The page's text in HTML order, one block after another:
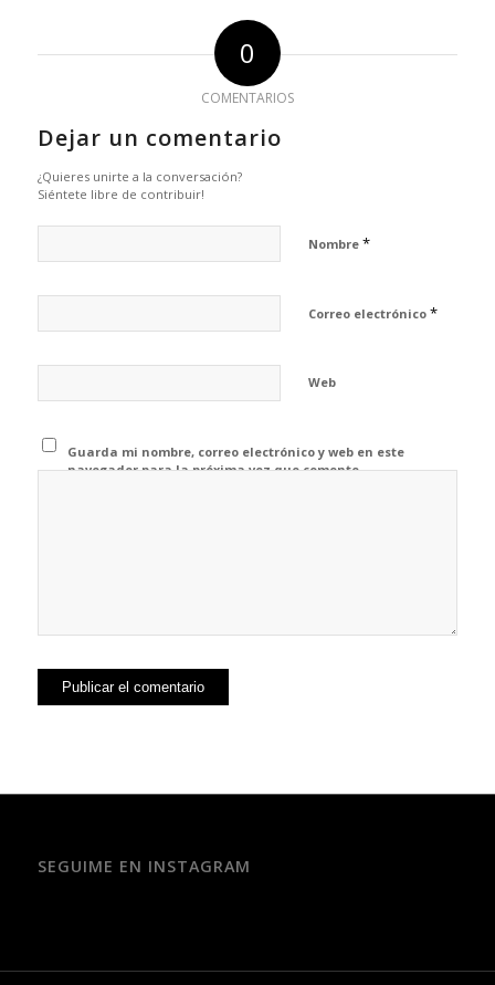
0
COMENTARIOS
Dejar un comentario
¿Quieres unirte a la conversación?
Siéntete libre de contribuir!
Nombre *
Correo electrónico *
Web
Guarda mi nombre, correo electrónico y web en este
navegador para la próxima vez que comente.
SEGUIME EN INSTAGRAM